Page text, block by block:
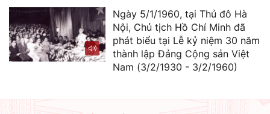
Ngày 5/1/1960, tại Thủ đô Hà
Nội, Chủ tịch Hồ Chí Minh đã
phát biểu tại Lễ kỷ niệm 30 năm
thành lập Đảng Cộng sản Việt
Nam (3/2/1930 - 3/2/1960)